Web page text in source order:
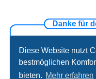
Diese Website nutzt
bestmöglichen
bieten. Mehr erfahren
Danke für